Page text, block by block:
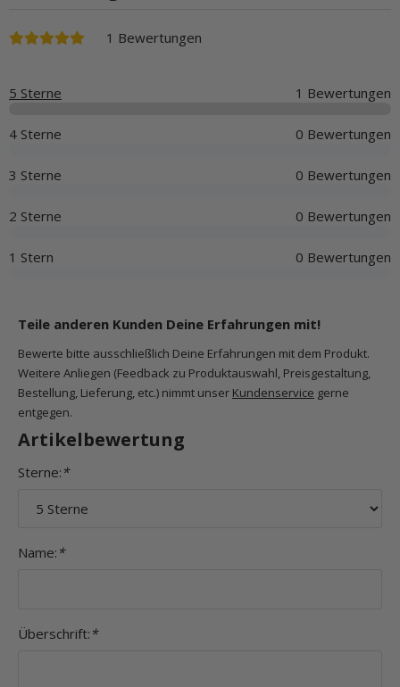
1 Bewertungen
5 Sterne 1 Bewertungen
4 Sterne 0 Bewertungen
3 Sterne 0 Bewertungen
2 Sterne 0 Bewertungen
1 Stern 0 Bewertungen
Teile anderen Kunden Deine Erfahrungen mit!
Bewerte bitte ausschließlich Deine Erfahrungen mit dem Produkt.
Weitere Anliegen (Feedback zu Produktauswahl, Preisgestaltung,
Bestellung, Lieferung, etc.) nimmt unser Kundenservice gerne
entgegen.
Artikelbewertung
Sterne: *
Name: *
Überschrift: *